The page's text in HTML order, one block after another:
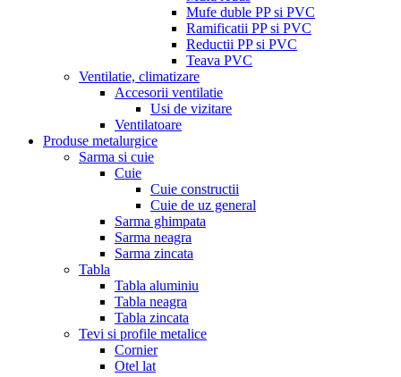
Mufe duble PP si PVC
Ramificatii PP si PVC
Reductii PP si PVC
Teava PVC
Ventilatie, climatizare
Accesorii ventilatie
Usi de vizitare
Ventilatoare
Produse metalurgice
Sarma si cuie
Cuie
Cuie constructii
Cuie de uz general
Sarma ghimpata
Sarma neagra
Sarma zincata
Tabla
Tabla aluminiu
Tabla neagra
Tabla zincata
Tevi si profile metalice
Cornier
Otel lat